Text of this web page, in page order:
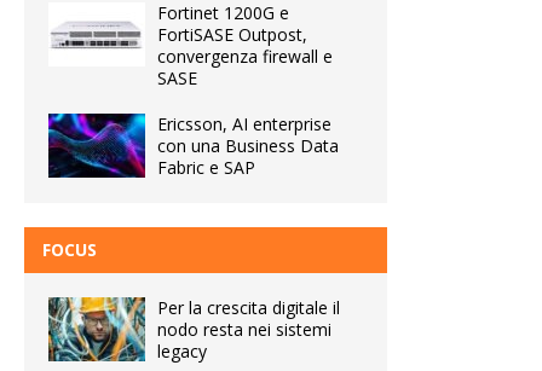
Fortinet 1200G e
FortiSASE Outpost,
convergenza firewall e
SASE
Ericsson, AI enterprise
con una Business Data
Fabric e SAP
FOCUS
Per la crescita digitale il
nodo resta nei sistemi
legacy